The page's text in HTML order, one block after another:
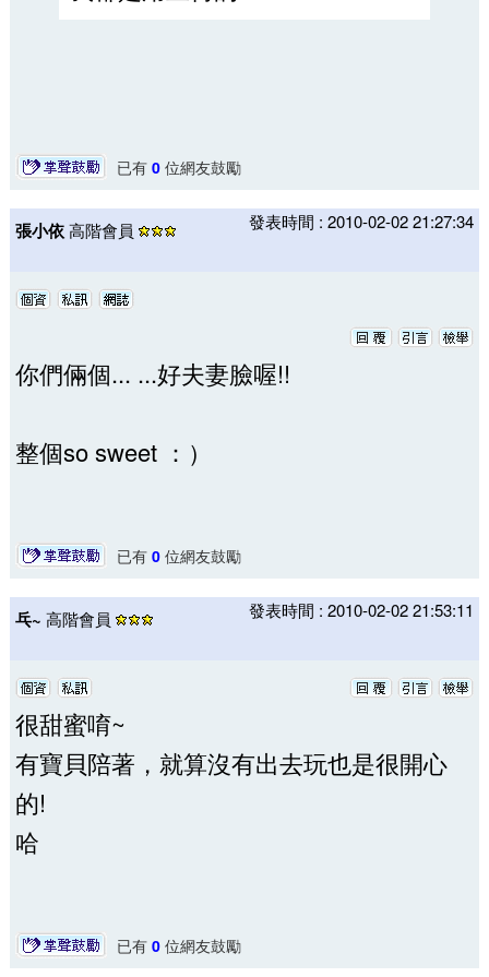
已有 0位網友鼓勵
張小依高階會員 發表時間 : 2010-02-02 21:27:34
你們倆個... ...好夫妻臉喔!!
整個so sweet ：）
已有 0位網友鼓勵
乓~ 高階會員 發表時間 : 2010-02-02 21:53:11
很甜蜜唷~
有寶貝陪著，就算沒有出去玩也是很開心
的!
哈
已有 0位網友鼓勵